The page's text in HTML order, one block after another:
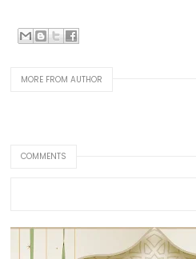
MORE FROM AUTHOR
COMMENTS